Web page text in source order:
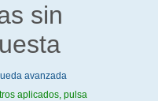
sin
avanzada
aplicados, pulsa